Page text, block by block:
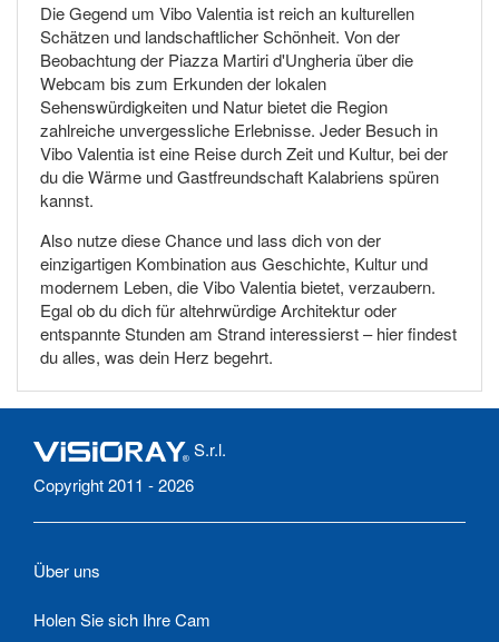
Die Gegend um Vibo Valentia ist reich an kulturellen
Schätzen und landschaftlicher Schönheit. Von der
Beobachtung der Piazza Martiri d'Ungheria über die
Webcam bis zum Erkunden der lokalen
Sehenswürdigkeiten und Natur bietet die Region
zahlreiche unvergessliche Erlebnisse. Jeder Besuch in
Vibo Valentia ist eine Reise durch Zeit und Kultur, bei der
du die Wärme und Gastfreundschaft Kalabriens spüren
kannst.
Also nutze diese Chance und lass dich von der
einzigartigen Kombination aus Geschichte, Kultur und
modernem Leben, die Vibo Valentia bietet, verzaubern.
Egal ob du dich für altehrwürdige Architektur oder
entspannte Stunden am Strand interessierst – hier findest
du alles, was dein Herz begehrt.
S.r.l.
Copyright 2011 - 2026
Über uns
Holen Sie sich Ihre Cam